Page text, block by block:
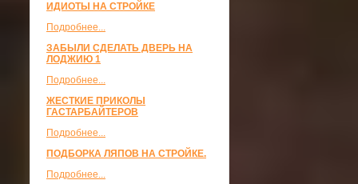
ИДИОТЫ НА СТРОЙКЕ
Подробнее...
ЗАБЫЛИ СДЕЛАТЬ ДВЕРЬ НА
ЛОДЖИЮ 1
Подробнее...
ЖЕСТКИЕ ПРИКОЛЫ
ГАСТАРБАЙТЕРОВ
Подробнее...
ПОДБОРКА ЛЯПОВ НА СТРОЙКЕ.
Подробнее...